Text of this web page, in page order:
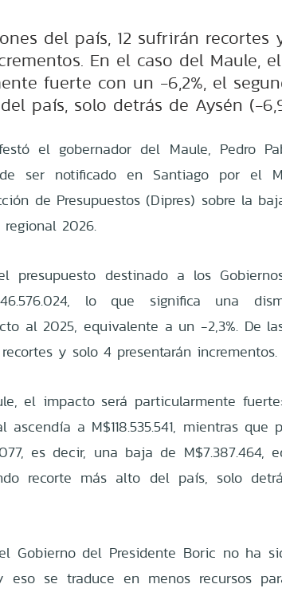
del país, 12 sufrirán recortes
En el caso del Maule,
fuerte con un -6,2%, el
país, solo detrás de Aysén (-
el gobernador del Maule, Pedro
de ser notificado en Santiago por el
de Presupuestos (Dipres) sobre la
2026.
presupuesto destinado a los
lo que significa una
al 2025, equivalente a un -2,3%. De
y solo 4 presentarán incrementos.
el impacto será particularmente
ascendía a M$118.535.541, mientras que
es decir, una baja de M$7.387.464,
recorte más alto del país, solo
Gobierno del Presidente Boric no ha
eso se traduce en menos recursos